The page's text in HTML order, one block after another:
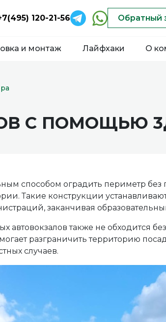
120-21-56 Обратный
и монтаж Лайфхаки О
С ПОМОЩЬЮ
способом оградить периметр без
Такие конструкции
заканчивая
автовокзалов также не обходится
разграничить территорию
случаев.